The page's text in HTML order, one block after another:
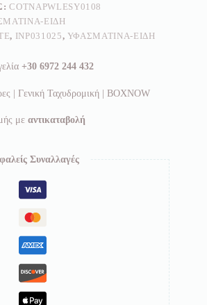
COTNAPWLESY0108
ΕΊΔΗ
, INP031025, ΥΦΑΣΜΆΤΙΝΑ-ΕΊΔΗ
+30 6972 244 432
| Γενική Ταχυδρομική | BOXNOW
με αντικαταβολή
Συναλλαγές